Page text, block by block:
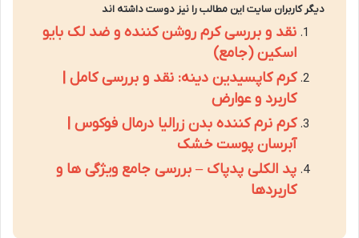
دیگر کاربران سایت این مطالب را نیز دوست داشته اند
نقد و بررسی کرم روشن کننده و ضد لک بایو
اسکین (جامع)
کرم کاپسیدین دینه: نقد و بررسی کامل |
کاربرد و عوارض
کرم نرم کننده بدن زرالیا درمال فوکوس |
آبرسان پوست خشک
پد الکلی پدپاک – بررسی جامع ویژگی ها و
کاربردها